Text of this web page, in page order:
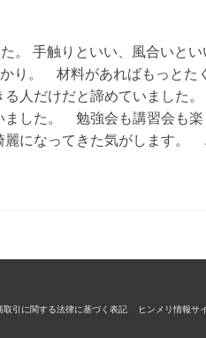
。 手触りといい、風合いとい
り。 材料があればもっとた
人だけだと諦めていました
ました。 勉強会も講習会も
になってきた気がします。
取引に関する法律に基づく表記 ヒンメリ情報サ